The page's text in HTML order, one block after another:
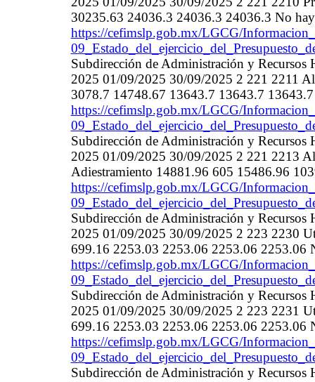
30235.63 24036.3 24036.3 24036.3 No
https://cefimslp.gob.mx/LGCG/
Subdirección de Administración y
2025 01/09/2025 30/09/2025 2 221 2211
3078.7 14748.67 13643.7 13643.7
https://cefimslp.gob.mx/LGCG/
Subdirección de Administración y
2025 01/09/2025 30/09/2025 2 221 2213
Adiestramiento 14881.96 605 15486.96
https://cefimslp.gob.mx/LGCG/
Subdirección de Administración y
2025 01/09/2025 30/09/2025 2 223 2230
699.16 2253.03 2253.06 2253.06 2253.06
https://cefimslp.gob.mx/LGCG/
Subdirección de Administración y
2025 01/09/2025 30/09/2025 2 223 2231
699.16 2253.03 2253.06 2253.06 2253.06
https://cefimslp.gob.mx/LGCG/
Subdirección de Administración y